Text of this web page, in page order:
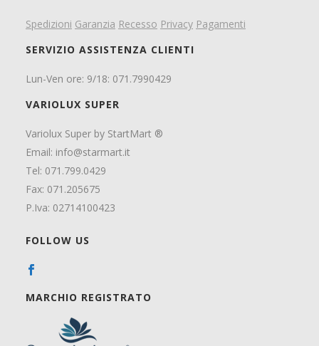
Spedizioni Garanzia Recesso Privacy Pagamenti
SERVIZIO ASSISTENZA CLIENTI
Lun-Ven ore: 9/18: 071.7990429
VARIOLUX SUPER
Variolux Super by StartMart ®
Email: info@starmart.it
Tel: 071.799.0429
Fax: 071.205675
P.Iva: 02714100423
FOLLOW US
MARCHIO REGISTRATO